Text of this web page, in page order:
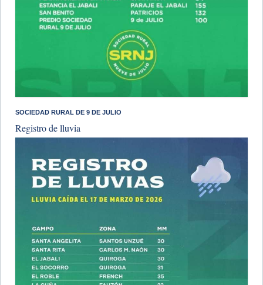
SOCIEDAD RURAL DE 9 DE JULIO
Registro de lluvia